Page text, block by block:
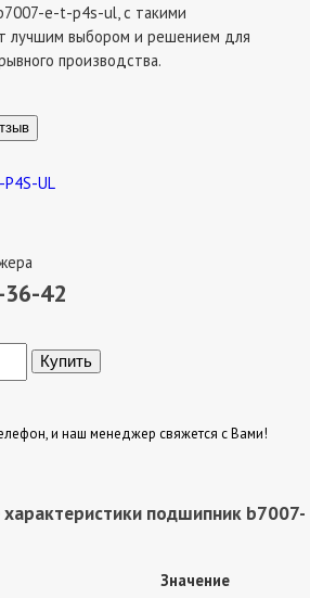
e-t-p4s-ul, с такими
лучшим выбором и решением для
производства.
отзыв
36-42
и наш менеджер свяжется с Вами!
подшипник b7007-
Значение